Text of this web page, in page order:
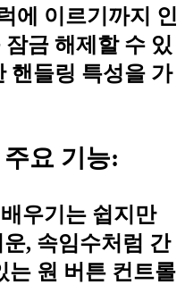
에 이르기까지 인
금 해제할 수 있
핸들링 특성을 가
요 기능:
배우기는 쉽지만
, 속임수처럼 간
는 원 버튼 컨트롤